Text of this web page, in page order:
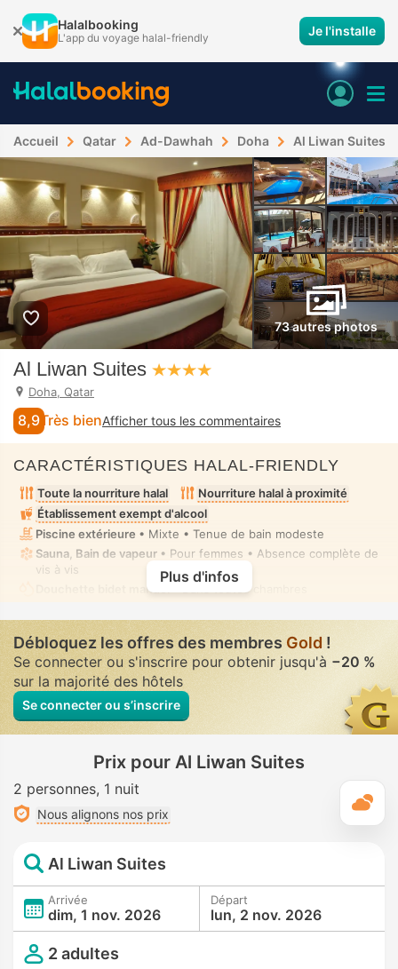
Halalbooking
L'app du voyage halal-friendly Je l'installe
Accueil Qatar Ad-Dawhah Doha Al Liwan Suites
73 autres photos
Al Liwan Suites
Doha, Qatar
8,9 Très bienAfficher tous les commentaires
CARACTÉRISTIQUES HALAL-FRIENDLY
Toute la nourriture halal
Nourriture halal à proximité
Établissement exempt d'alcool
Piscine extérieure • Mixte • Tenue de bain modeste
Sauna, Bain de vapeur • Pour femmes • Absence complète de
vis à vis
Douchette bidet manuel
• Dans toutes chambres
Plus d'infos
Débloquez les offres des membres Gold !
Se connecter ou s'inscrire pour obtenir jusqu'à −20 %
sur la majorité des hôtels
Se connecter ou s’inscrire
Prix pour Al Liwan Suites
2 personnes 1 nuit
Nous alignons nos prix
Al Liwan Suites
Arrivée
dim, 1 nov. 2026
Départ
lun, 2 nov. 2026
2 adultes